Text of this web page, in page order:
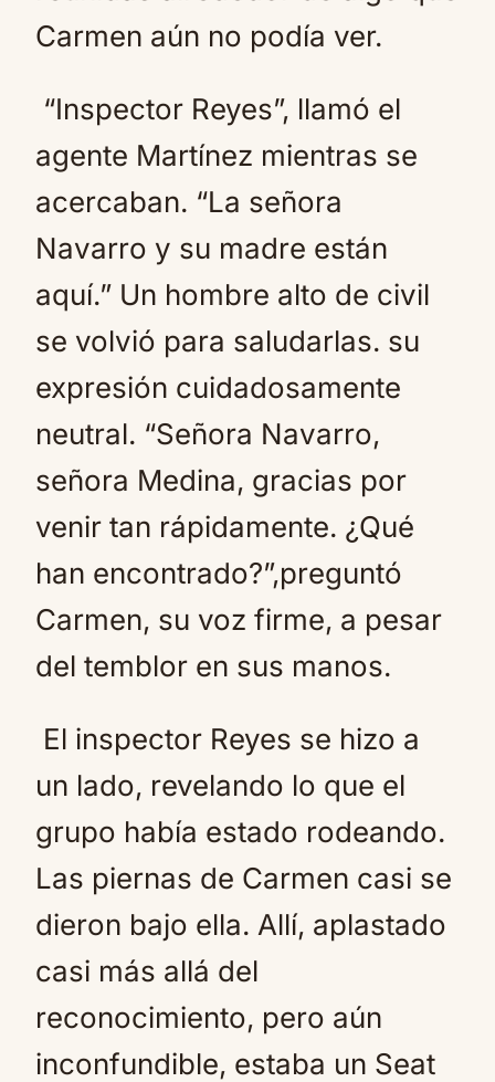
Carmen aún no podía ver.
“Inspector Reyes”, llamó el
agente Martínez mientras se
acercaban. “La señora
Navarro y su madre están
aquí.” Un hombre alto de civil
se volvió para saludarlas. su
expresión cuidadosamente
neutral. “Señora Navarro,
señora Medina, gracias por
venir tan rápidamente. ¿Qué
han encontrado?”,preguntó
Carmen, su voz firme, a pesar
del temblor en sus manos.
El inspector Reyes se hizo a
un lado, revelando lo que el
grupo había estado rodeando.
Las piernas de Carmen casi se
dieron bajo ella. Allí, aplastado
casi más allá del
reconocimiento, pero aún
inconfundible, estaba un Seat